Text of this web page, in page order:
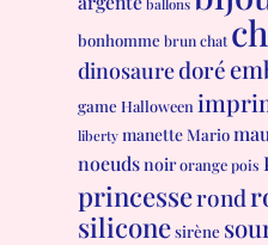
ballons
bonhomme brun chat
dinosauredoré
game Halloween
liberty manette Mario
noeudsnoir orange pois
princesserond
silicone sirène